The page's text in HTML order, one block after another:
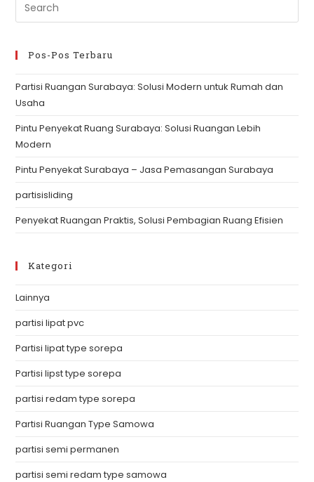
Pos-Pos Terbaru
Partisi Ruangan Surabaya: Solusi Modern untuk Rumah dan
Usaha
Pintu Penyekat Ruang Surabaya: Solusi Ruangan Lebih
Modern
Pintu Penyekat Surabaya – Jasa Pemasangan Surabaya
partisisliding
Penyekat Ruangan Praktis, Solusi Pembagian Ruang Efisien
Kategori
Lainnya
partisi lipat pvc
Partisi lipat type sorepa
Partisi lipst type sorepa
partisi redam type sorepa
Partisi Ruangan Type Samowa
partisi semi permanen
partisi semi redam type samowa